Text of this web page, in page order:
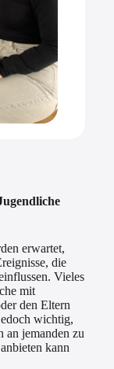
erwartet,
die
Vieles
mit
den Eltern
wichtig,
an jemanden zu
kann